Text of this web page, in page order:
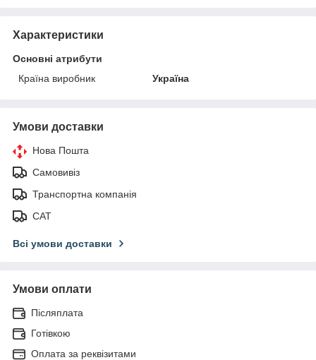
Характеристики
Основні атрибути
Країна виробник
Україна
Умови доставки
Нова Пошта
Самовивіз
Транспортна компанія
САТ
Всі умови доставки
Умови оплати
Післяплата
Готівкою
Оплата за реквізитами